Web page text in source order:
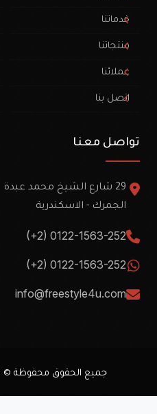
خدماتنا
منتجاتنا
عملائنا
اتصل بنا
تواصل معنا
29 شارع الشيخ محمد عبدة
الجمرك - الاسكندرية
(+2) 0122-1563-252
(+2) 0122-1563-252
info@freestyle4u.com
جميع الحقوق محفوظة © 2008 - 2026